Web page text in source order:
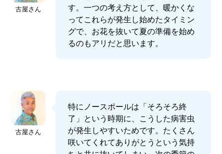
古屋さん
す。一つの考え方として、暖かくな
ってこれらが発生し始めたタイミン
グで、お花を抜いて夏の準備を始め
るのもアリだと思います。
古屋さん
特にノースポールは「そろそろ終
了」という時期に、こうした病害虫
が発生しやすいためです。たくさん
咲いてくれてありがとうという気持